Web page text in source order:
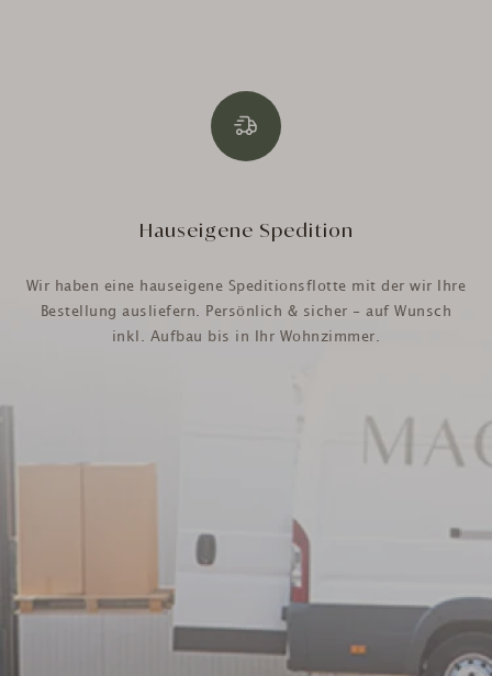
Hauseigene Spedition
Wir haben eine hauseigene Speditionsflotte mit der wir Ihre
Bestellung ausliefern. Persönlich & sicher - auf Wunsch
inkl. Aufbau bis in Ihr Wohnzimmer.